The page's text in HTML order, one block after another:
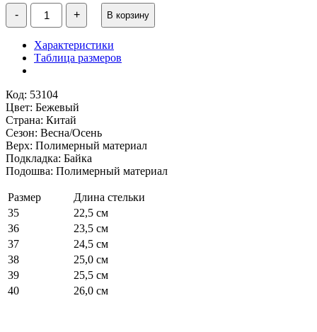
-
Количество
товара
Ботинки
демисезонные
для
девочки
+ В корзину
Характеристики
Таблица размеров
Код: 53104
Цвет: Бежевый
Страна: Китай
Сезон: Весна/Осень
Верх: Полимерный материал
Подкладка: Байка
Подошва: Полимерный материал
Размер
Длина стельки
35
22,5 см
36
23,5 см
37
24,5 см
38
25,0 см
39
25,5 см
40
26,0 см